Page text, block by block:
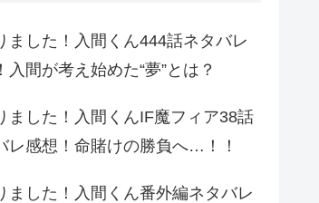
ました！入間くん444話ネタバレ
入間が考え始めた“夢”とは？
ました！入間くんIF魔フィア38話
レ感想！命賭けの勝負へ…！！
ました！入間くん番外編ネタバレ